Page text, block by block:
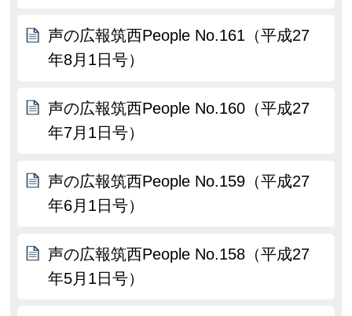
声の広報筑西People No.161（平成27
年8月1日号）
声の広報筑西People No.160（平成27
年7月1日号）
声の広報筑西People No.159（平成27
年6月1日号）
声の広報筑西People No.158（平成27
年5月1日号）